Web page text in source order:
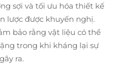
sợi và tối ưu hóa thiết kế
lược được khuyến nghị.
bảo rằng vật liệu có thể
trong khi kháng lại sự
ra.